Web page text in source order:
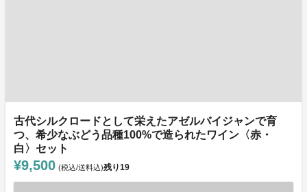
古代シルクロードとして栄えたアゼルバイジャンで育
つ、希少なぶどう品種100%で造られたワイン〈赤・
白〉セット
¥9,500 (税込/送料込)残り19